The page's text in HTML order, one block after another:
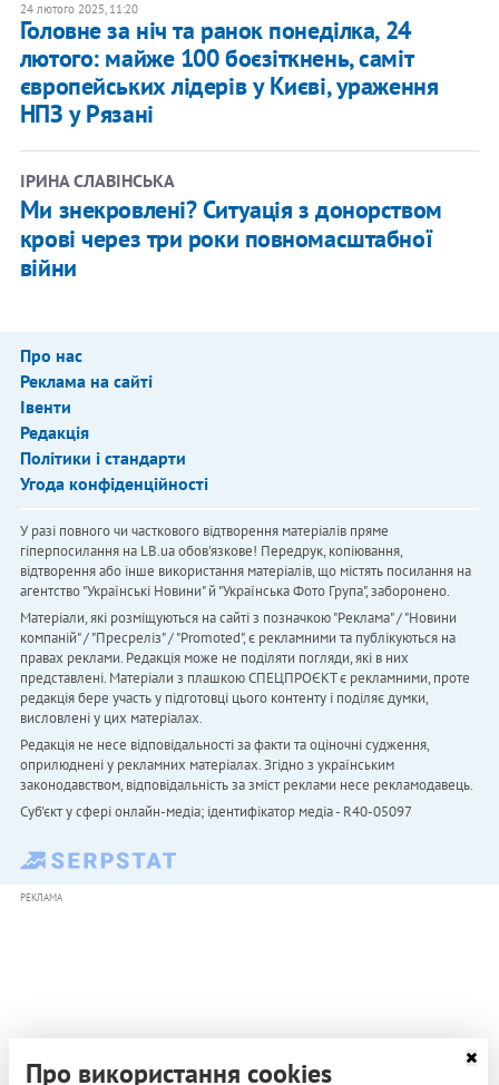
24 лютого 2025, 11:20
Головне за ніч та ранок понеділка, 24
лютого: майже 100 боєзіткнень, саміт
європейських лідерів у Києві, ураження
НПЗ у Рязані
ІРИНА СЛАВІНСЬКА
Ми знекровлені? Ситуація з донорством
крові через три роки повномасштабної
війни
Про нас
Реклама на сайті
Івенти
Редакція
Політики і стандарти
Угода конфіденційності
У разі повного чи часткового відтворення матеріалів пряме
гіперпосилання на LB.ua обов'язкове! Передрук, копіювання,
відтворення або інше використання матеріалів, що містять посилання на
агентство "Українськi Новини" й "Українська Фото Група", заборонено.
Матеріали, які розміщуються на сайті з позначкою "Реклама" / "Новини
компаній" / "Пресреліз" / "Promoted", є рекламними та публікуються на
правах реклами. Редакція може не поділяти погляди, які в них
представлені. Матеріали з плашкою СПЕЦПРОЄКТ є рекламними, проте
редакція бере участь у підготовці цього контенту і поділяє думки,
висловлені у цих матеріалах.
Редакція не несе відповідальності за факти та оціночні судження,
оприлюднені у рекламних матеріалах. Згідно з українським
законодавством, відповідальність за зміст реклами несе рекламодавець.
Cуб'єкт у сфері онлайн-медіа; ідентифікатор медіа - R40-05097
РЕКЛАМА
Про використання cookies